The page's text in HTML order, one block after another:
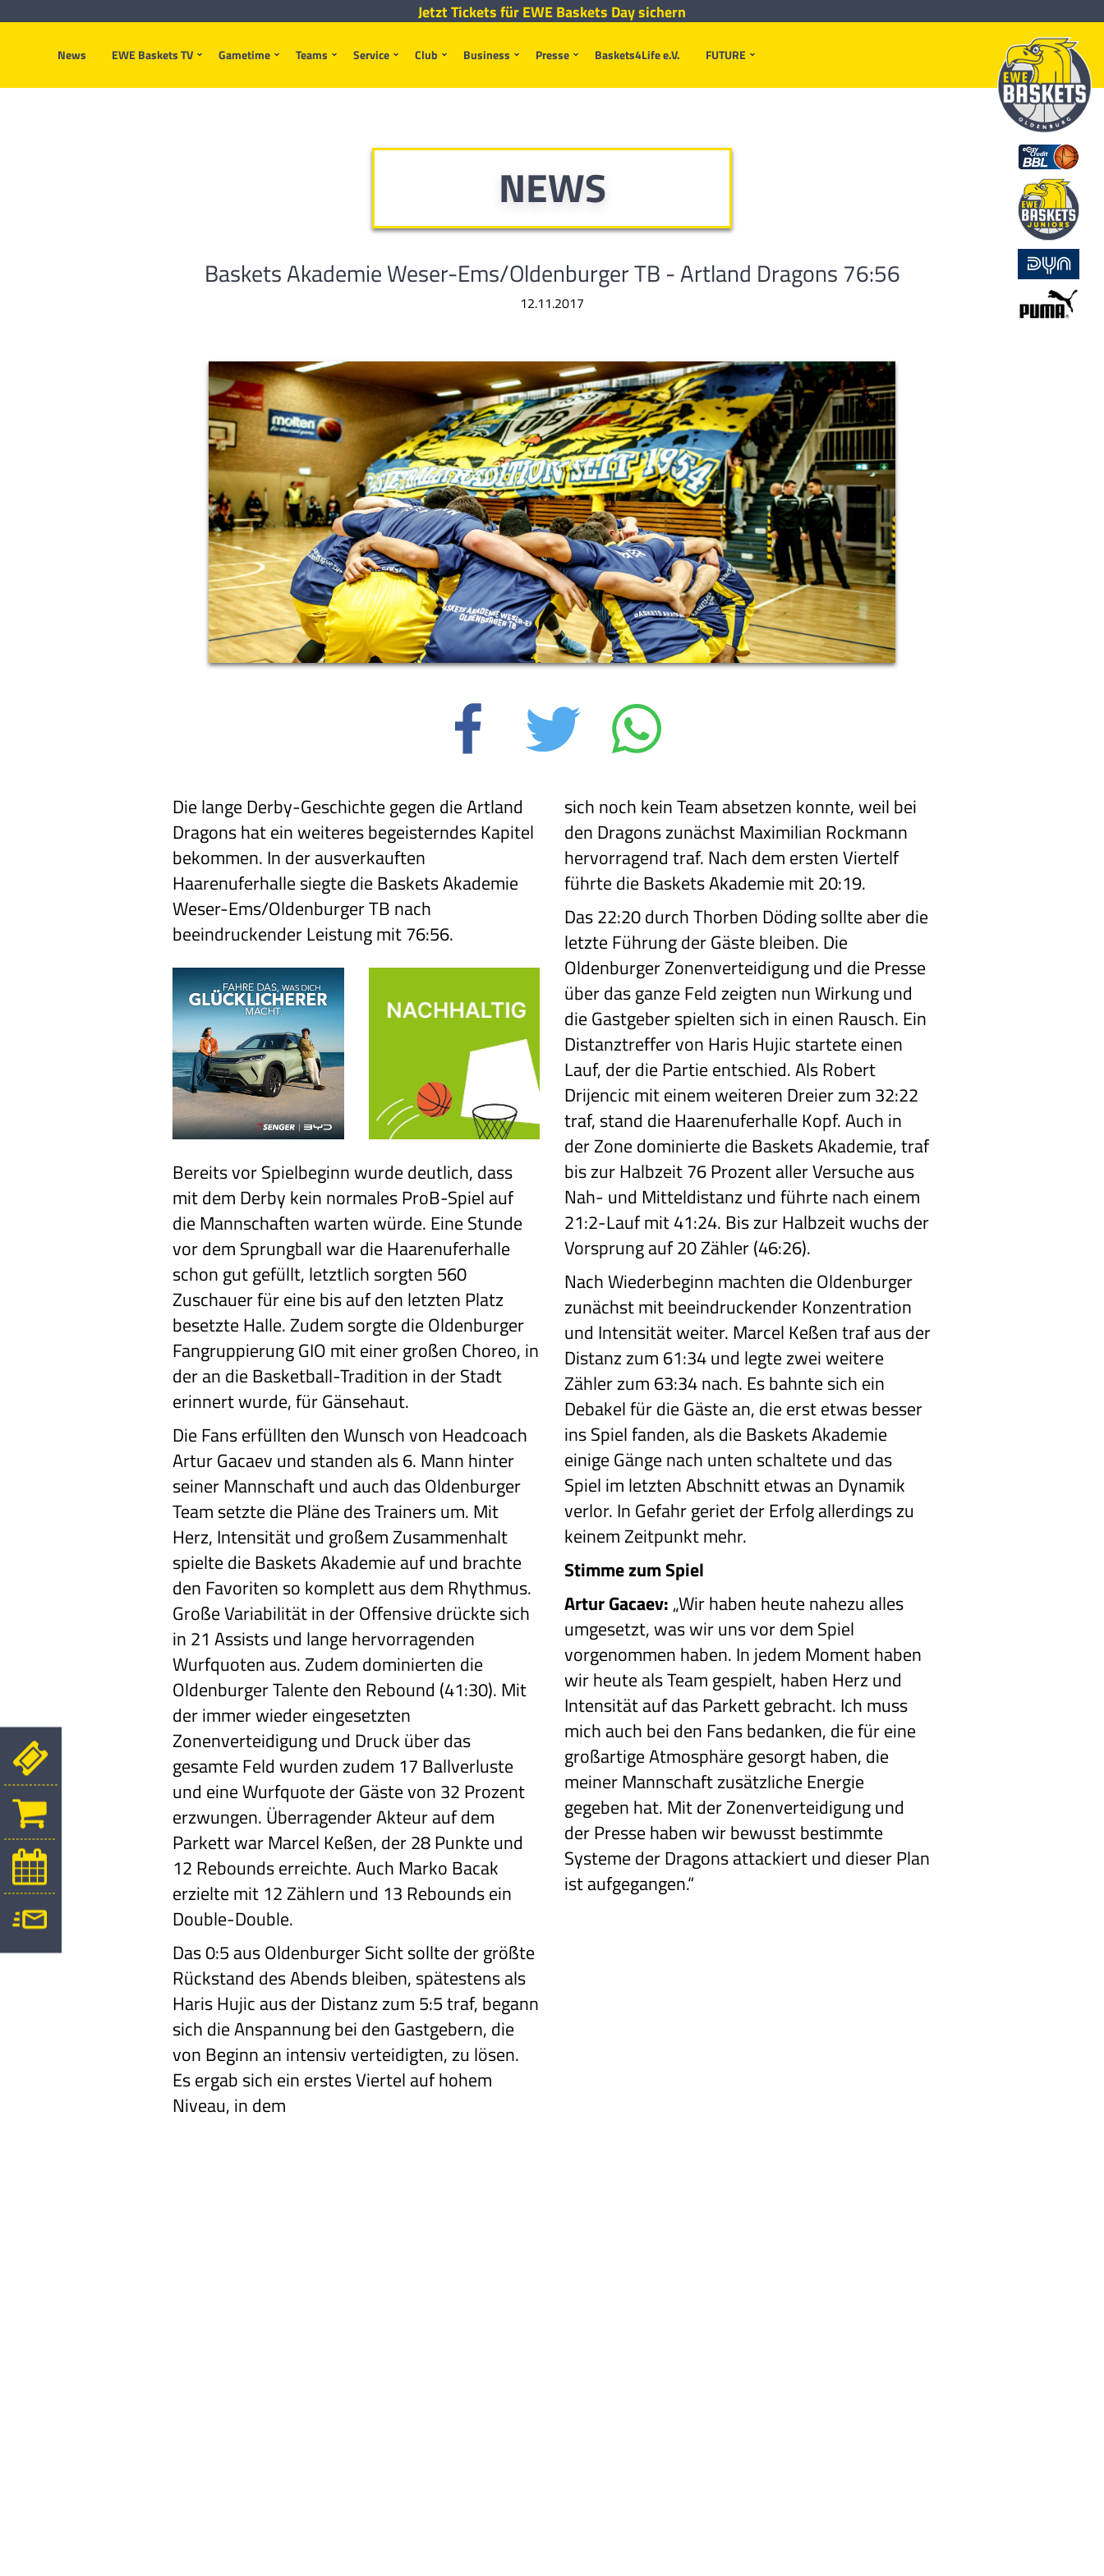
News EWE Baskets TV Gametime Teams Service Club Business Presse Baskets4Life e.V. FUTURE
Jetzt Tickets für EWE Baskets Day sichern
NEWS
Baskets Akademie Weser-Ems/Oldenburger TB - Artland Dragons 76:56
12.11.2017
Die lange Derby-Geschichte gegen die Artland
Dragons hat ein weiteres begeisterndes Kapitel
bekommen. In der ausverkauften
Haarenuferhalle siegte die Baskets Akademie
Weser-Ems/Oldenburger TB nach
beeindruckender Leistung mit 76:56.
Bereits vor Spielbeginn wurde deutlich, dass
mit dem Derby kein normales ProB-Spiel auf
die Mannschaften warten würde. Eine Stunde
vor dem Sprungball war die Haarenuferhalle
schon gut gefüllt, letztlich sorgten 560
Zuschauer für eine bis auf den letzten Platz
besetzte Halle. Zudem sorgte die Oldenburger
Fangruppierung GIO mit einer großen Choreo, in
der an die Basketball-Tradition in der Stadt
erinnert wurde, für Gänsehaut.
Die Fans erfüllten den Wunsch von Headcoach
Artur Gacaev und standen als 6. Mann hinter
seiner Mannschaft und auch das Oldenburger
Team setzte die Pläne des Trainers um. Mit
Herz, Intensität und großem Zusammenhalt
spielte die Baskets Akademie auf und brachte
den Favoriten so komplett aus dem Rhythmus.
Große Variabilität in der Offensive drückte sich
in 21 Assists und lange hervorragenden
Wurfquoten aus. Zudem dominierten die
Oldenburger Talente den Rebound (41:30). Mit
der immer wieder eingesetzten
Zonenverteidigung und Druck über das
gesamte Feld wurden zudem 17 Ballverluste
und eine Wurfquote der Gäste von 32 Prozent
erzwungen. Überragender Akteur auf dem
Parkett war Marcel Keßen, der 28 Punkte und
12 Rebounds erreichte. Auch Marko Bacak
erzielte mit 12 Zählern und 13 Rebounds ein
Double-Double.
Das 0:5 aus Oldenburger Sicht sollteder größte
Rückstand des Abends bleiben, spätestens als
Haris Hujic aus derDistanz zum 5:5 traf, begann
sich die Anspannung bei den Gastgebern, die
von Beginn an intensiv verteidigten, zu lösen.
Es ergab sich ein erstesViertel auf hohem
Niveau, in dem
sich noch kein Team absetzen konnte, weil bei
den Dragons zunächst Maximilian Rockmann
hervorragend traf. Nach dem ersten Viertelf
führte die Baskets Akademie mit 20:19.
Das 22:20 durch Thorben Döding sollte aber die
letzte Führung der Gäste bleiben. Die
Oldenburger Zonenverteidigung und die Presse
über das ganze Feld zeigten nun Wirkung und
die Gastgeber spielten sich in einen Rausch. Ein
Distanztreffer von Haris Hujic startete einen
Lauf, der die Partie entschied. Als Robert
Drijencic mit einem weiteren Dreier zum 32:22
traf, stand die Haarenuferhalle Kopf. Auch in
der Zone dominierte die Baskets Akademie, traf
bis zur Halbzeit 76 Prozent aller Versuche aus
Nah- und Mitteldistanz und führte nach einem
21:2-Lauf mit 41:24. Bis zur Halbzeit wuchs der
Vorsprung auf 20 Zähler (46:26).
Nach Wiederbeginn machten die Oldenburger
zunächst mit beeindruckender Konzentration
und Intensität weiter. Marcel Keßen traf aus der
Distanz zum 61:34 und legte zwei weitere
Zähler zum 63:34 nach. Es bahnte sich ein
Debakel für die Gäste an, die erst etwas besser
ins Spiel fanden, als die Baskets Akademie
einige Gänge nach unten schaltete und das
Spiel im letzten Abschnitt etwas an Dynamik
verlor. In Gefahr geriet der Erfolg allerdings zu
keinem Zeitpunkt mehr.
Stimme zum Spiel
Artur Gacaev:„Wir haben heute nahezu alles
umgesetzt, was wir uns vor dem Spiel
vorgenommen haben. In jedem Moment haben
wir heute als Team gespielt, haben Herz und
Intensität auf das Parkett gebracht. Ich muss
mich auch bei den Fans bedanken, die für eine
großartige Atmosphäre gesorgt haben, die
meiner Mannschaft zusätzliche Energie
gegeben hat. Mit der Zonenverteidigung und
der Presse haben wir bewusst bestimmte
Systeme der Dragons attackiert und dieser Plan
ist aufgegangen.“